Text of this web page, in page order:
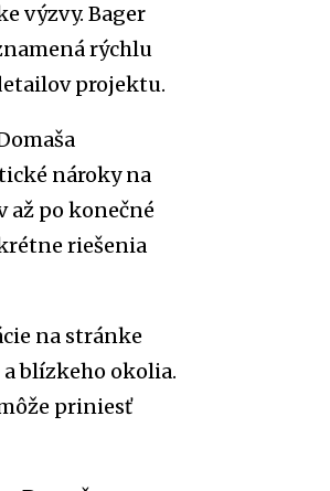
výzvy. Bager
rýchlu
projektu.
nároky na
až po konečné
riešenia
na stránke
blízkeho okolia.
priniesť